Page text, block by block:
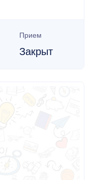
Прием
Закрыт